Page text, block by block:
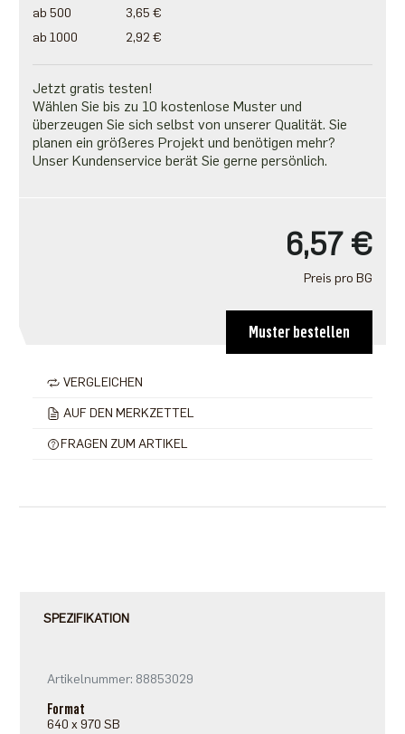
ab 500
3,65 €
ab 1000
2,92 €
Jetzt gratis testen!
Wählen Sie bis zu 10 kostenlose Muster und
überzeugen Sie sich selbst von unserer Qualität. Sie
planen ein größeres Projekt und benötigen mehr?
Unser Kundenservice berät Sie gerne persönlich.
6,57 €
Preis pro BG
Muster bestellen
VERGLEICHEN
AUF DEN MERKZETTEL
FRAGEN ZUM ARTIKEL
SPEZIFIKATION
Artikelnummer: 88853029
Format
640 x 970 SB